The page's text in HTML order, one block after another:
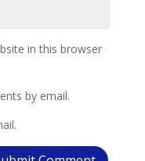
in this browser
by email.